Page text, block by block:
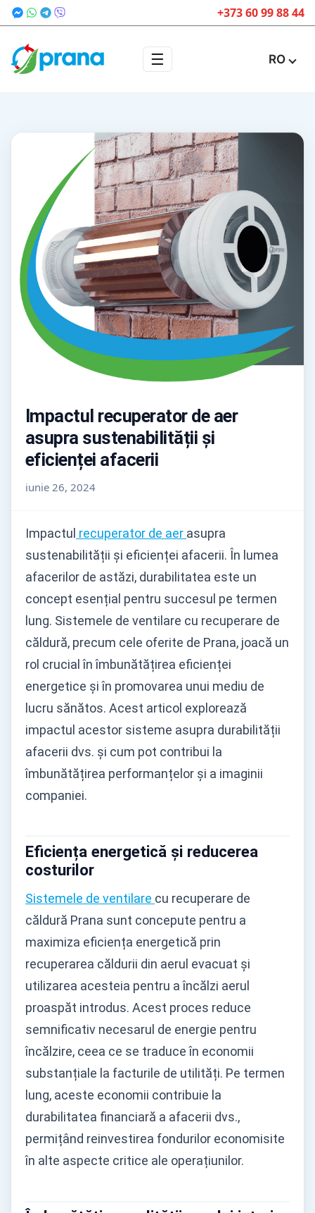
+373 60 99 88 44
☰ RO
Impactul recuperator de aer
asupra sustenabilității și
eficienței afacerii
iunie 26, 2024
Impactul recuperator de aer asupra
sustenabilității și eficienței afacerii. În lumea
afacerilor de astăzi, durabilitatea este un
concept esențial pentru succesul pe termen
lung. Sistemele de ventilare cu recuperare de
căldură, precum cele oferite de Prana, joacă un
rol crucial în îmbunătățirea eficienței
energetice și în promovarea unui mediu de
lucru sănătos. Acest articol explorează
impactul acestor sisteme asupra durabilității
afacerii dvs. și cum pot contribui la
îmbunătățirea performanțelor și a imaginii
companiei.
Eficiența energetică și reducerea
costurilor
Sistemele de ventilare cu recuperare de
căldură Prana sunt concepute pentru a
maximiza eficiența energetică prin
recuperarea căldurii din aerul evacuat și
utilizarea acesteia pentru a încălzi aerul
proaspăt introdus. Acest proces reduce
semnificativ necesarul de energie pentru
încălzire, ceea ce se traduce în economii
substanțiale la facturile de utilități. Pe termen
lung, aceste economii contribuie la
durabilitatea financiară a afacerii dvs.,
permițând reinvestirea fondurilor economisite
în alte aspecte critice ale operațiunilor.